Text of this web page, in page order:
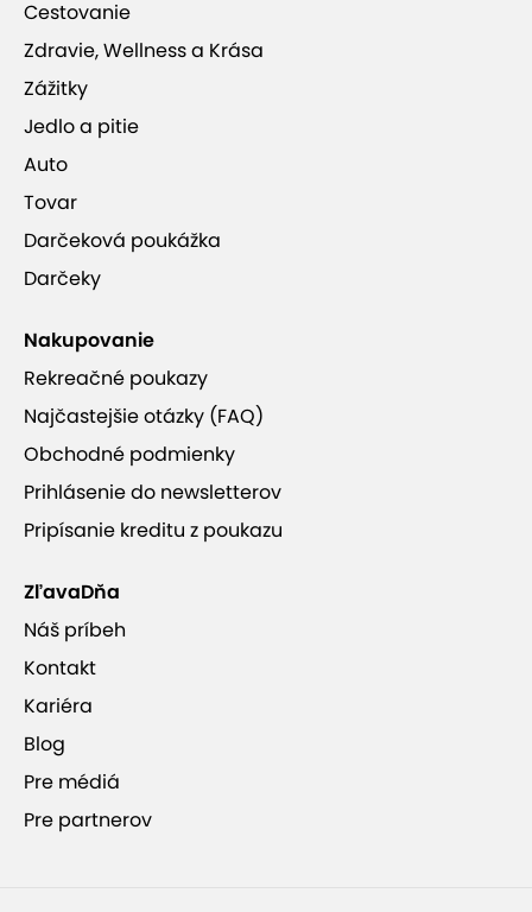
Cestovanie
Zdravie, Wellness a Krása
Zážitky
Jedlo a pitie
Auto
Tovar
Darčeková poukážka
Darčeky
Nakupovanie
Rekreačné poukazy
Najčastejšie otázky (FAQ)
Obchodné podmienky
Prihlásenie do newsletterov
Pripísanie kreditu z poukazu
ZľavaDňa
Náš príbeh
Kontakt
Kariéra
Blog
Pre médiá
Pre partnerov